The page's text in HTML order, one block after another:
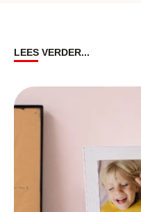
LEES VERDER...